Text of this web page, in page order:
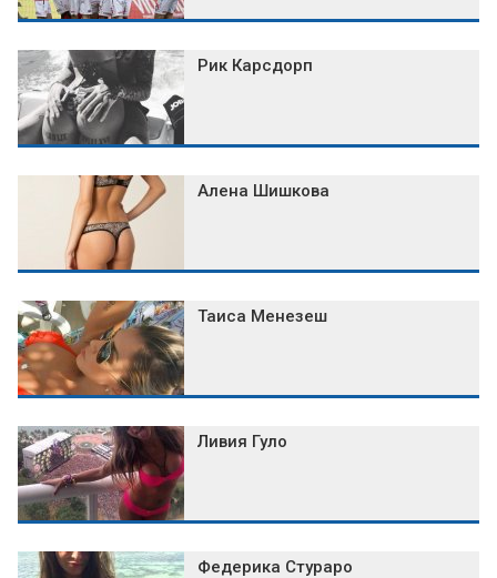
Рик Карсдорп
Алена Шишкова
Таиса Менезеш
Ливия Гуло
Федерика Стураро